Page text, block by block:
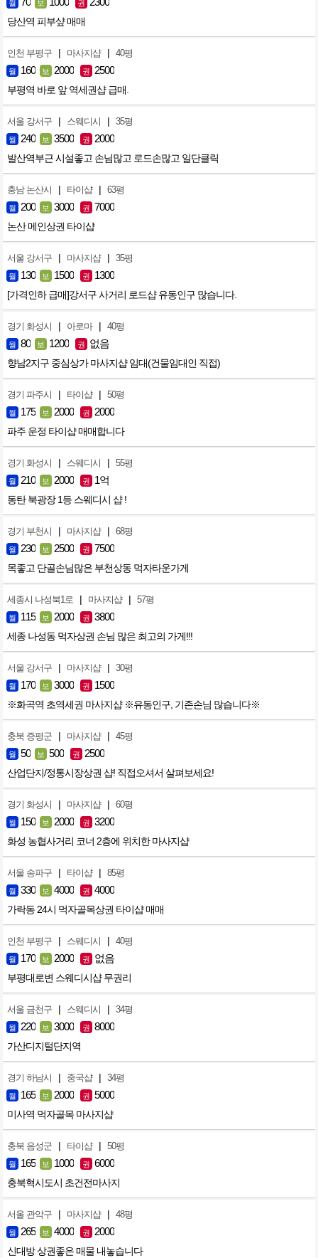
월 보 권
당산역 피부샾 매매
인천 부평구 | 마사지샵 | 40평
월 160 보 2000 권 2500
부평역 바로 앞 역세권샵 급매.
서울 강서구 | 스웨디시 | 35평
월 240 보 3500 권 2000
발산역부근 시설좋고 손님많고 로드손많고 일단클릭
충남 논산시 | 타이샵 | 63평
월 200 보 3000 권 7000
논산 메인상권 타이샵
서울 강서구 | 마사지샵 | 35평
월 130 보 1500 권 1300
[가격인하 급매]강서구 사거리 로드샵 유동인구 많습니다.
경기 화성시 | 아로마 | 40평
월 80 보 1200 권 없음
향남2지구 중심상가 마사지샵 임대(건물임대인 직접)
경기 파주시 | 타이샵 | 50평
월 175 보 2000 권 2000
파주 운정 타이샵 매매합니다
경기 화성시 | 스웨디시 | 55평
월 210 보 2000 권 1억
동탄 북광장 1등 스웨디시 샵 !
경기 부천시 | 마사지샵 | 68평
월 230 보 2500 권 7500
목좋고 단골손님많은 부천상동 먹자타운가게
세종시 나성북1로 | 마사지샵 | 57평
월 115 보 2000 권 3800
세종 나성동 먹자상권 손님 많은 최고의 가게!!!
서울 강서구 | 마사지샵 | 30평
월 170 보 3000 권 1500
※화곡역 초역세권 마사지샵 ※유동인구, 기존손님 많습니다※
충북 증평군 | 마사지샵 | 45평
월 50 보 500 권 2500
산업단지/정통시장상권 샵! 직접오셔서 살펴보세요!
경기 화성시 | 마사지샵 | 60평
월 150 보 2000 권 3200
화성 농협사거리 코너 2층에 위치한 마사지샵
서울 송파구 | 타이샵 | 85평
월 330 보 4000 권 4000
가락동 24시 먹자골목상권 타이샵 매매
인천 부평구 | 스웨디시 | 40평
월 170 보 2000 권 없음
부평대로변 스웨디시샵 무권리
서울 금천구 | 스웨디시 | 34평
월 220 보 3000 권 8000
가산디지털단지역
경기 하남시 | 중국샵 | 34평
월 165 보 2000 권 5000
미사역 먹자골목 마사지샵
충북 음성군 | 타이샵 | 50평
월 165 보 1000 권 6000
충북혁시도시 초건전마사지
서울 관악구 | 마사지샵 | 48평
월 265 보 4000 권 2000
신대방 상권좋은 매물 내놓습니다